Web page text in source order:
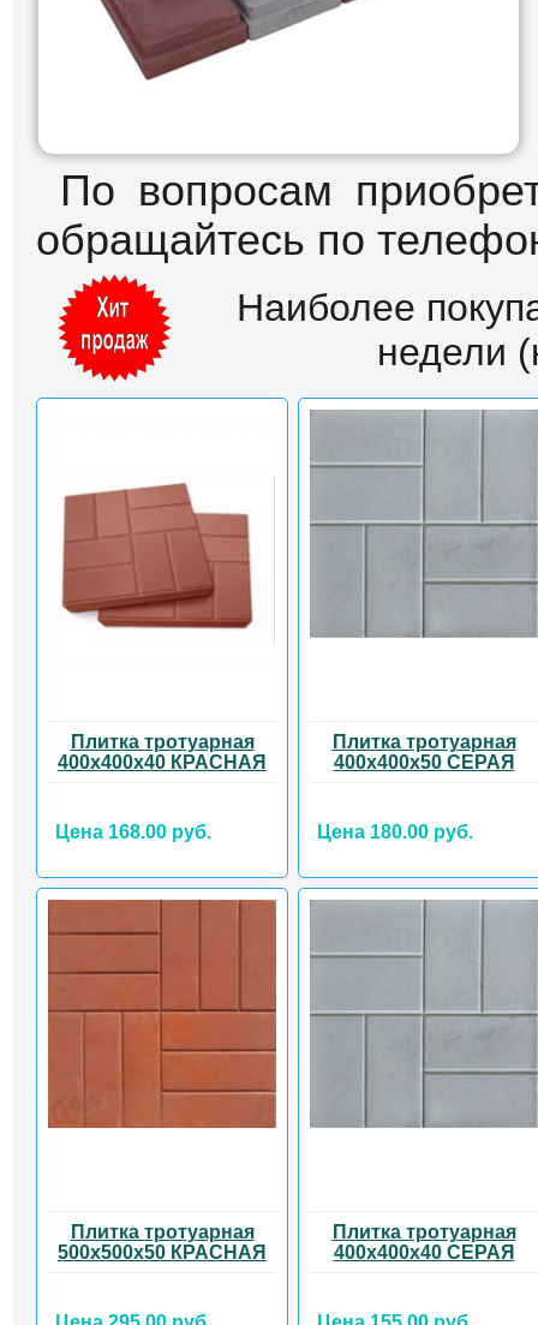
По вопросам
обращайтесь по
Наиболее
недели
Плитка тротуарная
400х400х40 КРАСНАЯ
Цена 168.00 руб.
Плитка тротуарная
400х400х50 СЕРАЯ
Цена 180.00 руб.
Плитка тротуарная
500х500х50 КРАСНАЯ
Плитка тротуарная
400х400х40 СЕРАЯ